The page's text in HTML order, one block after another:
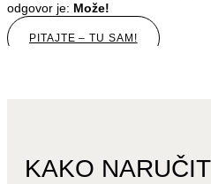
odgovor je: Može!
PITAJTE – TU SAM!
KAKO